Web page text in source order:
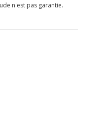
n'est pas garantie.